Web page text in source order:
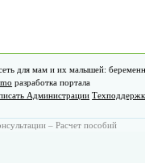
для мам и их малышей:
разработка портала
Администрации
– Расчет пособий